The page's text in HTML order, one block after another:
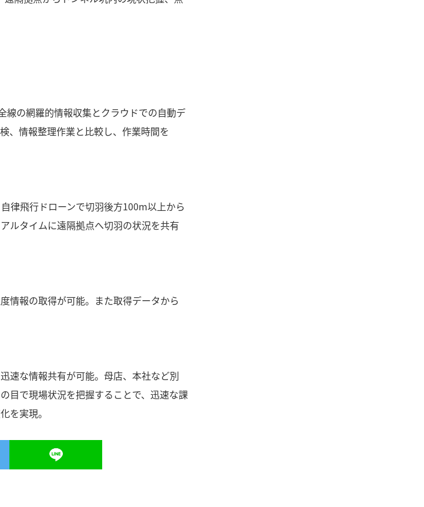
線の網羅的情報収集とクラウドでの自動デ
、情報整理作業と比較し、作業時間を
律飛行ドローンで切羽後方100m以上から
ルタイムに遠隔拠点へ切羽の状況を共有
情報の取得が可能。また取得データから
速な情報共有が可能。母店、本社など別
目で現場状況を把握することで、迅速な課
を実現。